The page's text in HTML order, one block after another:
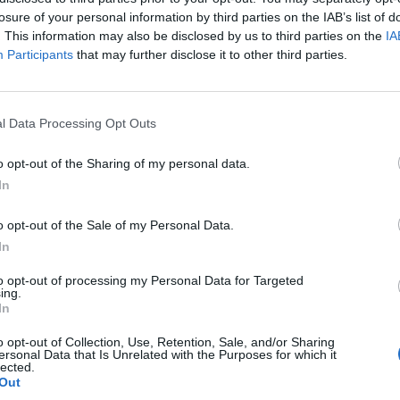
of your personal information by third parties on the IAB’s list of
This information may also be disclosed by us to third parties on the
Participants that may further disclose it to other third parties.
Data Processing Opt Outs
opt-out of the Sharing of my personal data.
opt-out of the Sale of my Personal Data.
opt-out of processing my Personal Data for Targeted
opt-out of Collection, Use, Retention, Sale, and/or Sharing
Data that Is Unrelated with the Purposes for which it
се откриени четири различни вида
летачки објекти (НЛО).
цитирајќи го поранешниот истражувач на
Путоф.
89-годишниот научник објасни дека
за опоравување по несреќите.
четири различни вида суштества. Путоф
пристап до материјалите, но им верува на
Неколку идеи за генијален
ручек на море без премногу